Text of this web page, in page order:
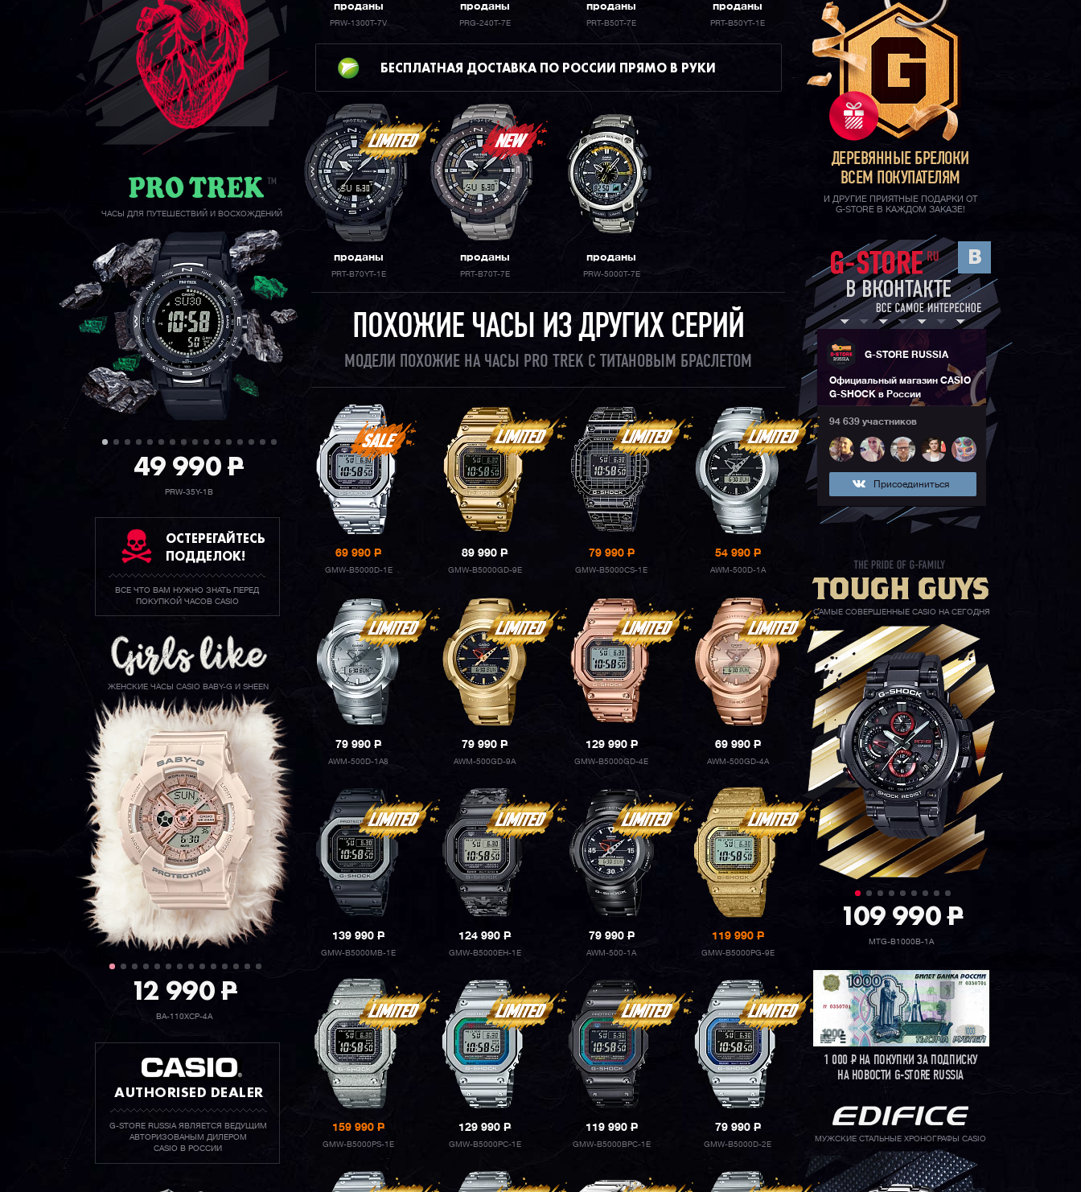
ЧАСЫ ДЛЯ ПУТЕШЕСТВИЙ И ВОСХОЖДЕНИЙ
49 990P
PRW-35Y-1B
ОСТЕРЕГАЙТЕСЬ
ПОДДЕЛОК!
ВСЕ ЧТО ВАМ НУЖНО ЗНАТЬ ПЕРЕД
ПОКУПКОЙ ЧАСОВ CASIO
ЖЕНСКИЕ ЧАСЫ CASIO BABY-G И SHEEN
12 990P
BA-110XCP-4A
AUTHORISED DEALER
G-STORE RUSSIA ЯВЛЯЕТСЯ ВЕДУЩИМ
АВТОРИЗОВАНЫМ ДИЛЕРОМ
CASIO В РОССИИ
проданы
PRW-1300T-7V
проданы
PRG-240T-7E
проданы
PRT-B50T-7E
проданы
PRT-B50YT-1E
БЕСПЛАТНАЯ ДОСТАВКА ПО РОССИИ ПРЯМО В РУКИ
проданы
PRT-B70YT-1E
проданы
PRT-B70T-7E
проданы
PRW-5000T-7E
ПОХОЖИЕ ЧАСЫ ИЗ ДРУГИХ СЕРИЙ
МОДЕЛИ ПОХОЖИЕ НА ЧАСЫ PRO TREK С ТИТАНОВЫМ БРАСЛЕТОМ
69 990P
GMW-B5000D-1E
89 990P
GMW-B5000GD-9E
79 990P
GMW-B5000CS-1E
54 990P
AWM-500D-1A
79 990P
AWM-500D-1A8
79 990P
AWM-500GD-9A
129 990P
GMW-B5000GD-4E
69 990P
AWM-500GD-4A
139 990P
GMW-B5000MB-1E
124 990P
GMW-B5000EH-1E
79 990P
AWM-500-1A
119 990P
GMW-B5000PG-9E
159 990P
GMW-B5000PS-1E
129 990P
GMW-B5000PC-1E
119 990P
GMW-B5000BPC-1E
79 990P
GMW-B5000D-2E
ДЕРЕВЯННЫЕ БРЕЛОКИ
ВСЕМ ПОКУПАТЕЛЯМ
И ДРУГИЕ ПРИЯТНЫЕ ПОДАРКИ ОТ
G-STORE В КАЖДОМ ЗАКАЗЕ!
G-STORE RUSSIA
Официальный магазин CASIO
G-SHOCK в России
94 639 участников
Присоединиться
САМЫЕ СОВЕРШЕННЫЕ CASIO НА СЕГОДНЯ
109 990P
MTG-B1000B-1A
1 000РНА ПОКУПКИ ЗА ПОДПИСКУ
НА НОВОСТИ G-STORE RUSSIA
МУЖСКИЕ СТАЛЬНЫЕ ХРОНОГРАФЫ CASIO